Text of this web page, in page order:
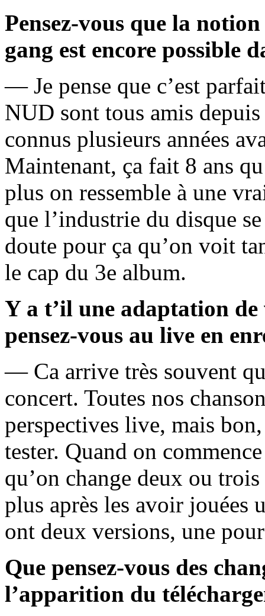
Pensez-vous que la
gang est encore possible
— Je pense que c’est
NUD sont tous amis depuis
connus plusieurs années
Maintenant, ça fait 8 ans
plus on ressemble à une
que l’industrie du disque
doute pour ça qu’on voit
le cap du 3e album.
Y a t’il une adaptation
pensez-vous au live en
— Ca arrive très souvent
concert. Toutes nos
perspectives live, mais
tester. Quand on
qu’on change deux ou
plus après les avoir jouées
ont deux versions, une
Que pensez-vous des
l’apparition du